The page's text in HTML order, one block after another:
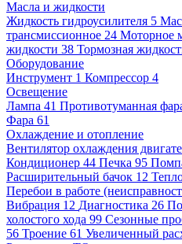
Масла и жидкости
Жидкость гидроусилителя 5
трансмиссионное 24 Моторное
жидкости 38 Тормозная
Оборудование
Инструмент 1 Компрессор 4
Освещение
Лампа 41 Противотуманная
Фара 61
Охлаждение и отопление
Вентилятор охлаждения
Кондиционер 44 Печка 95
Расширительный бачок 12
Перебои в работе
Вибрация 12 Диагностика 26
холостого хода 99 Сезонные
56 Троение 61 Увеличенный